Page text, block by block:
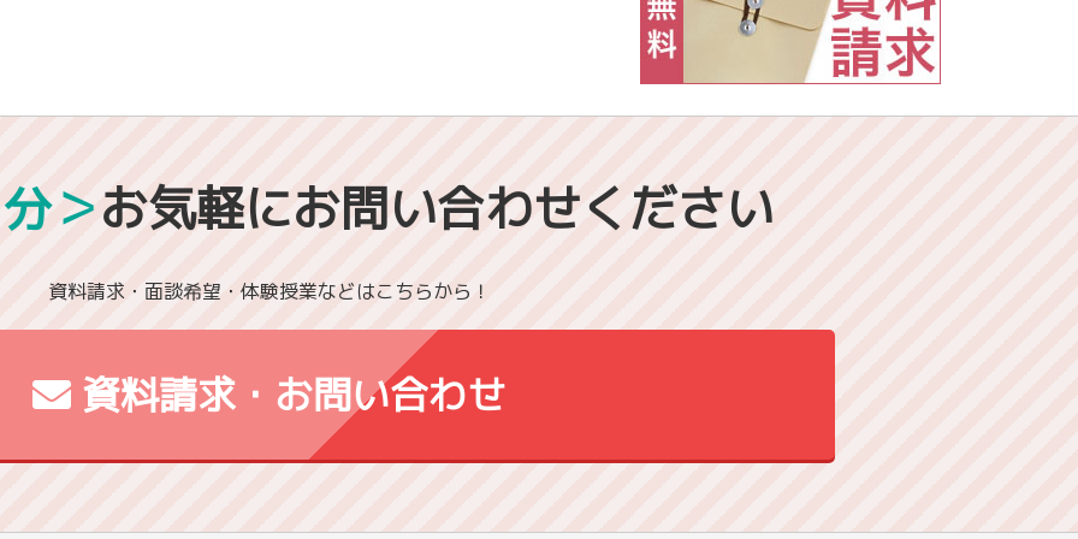
＞お気軽にお問い合わせください
資料請求・面談希望・体験授業などはこちらから！
資料請求・お問い合わせ